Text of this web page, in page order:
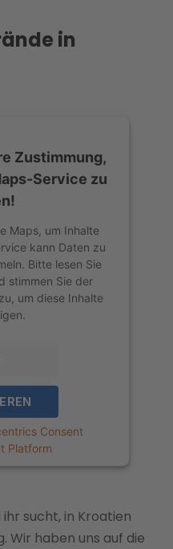
in
Zustimmung,
Service zu
Maps, um Inhalte
kann Daten zu
Bitte lesen Sie
stimmen Sie der
um diese Inhalte
Consent
Platform
sucht, in Kroatien
Wir haben uns auf die